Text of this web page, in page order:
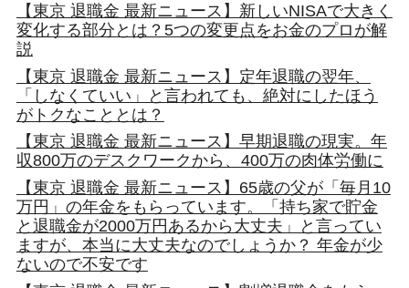
【東京 退職金 最新ニュース】新しいNISAで大きく
変化する部分とは？5つの変更点をお金のプロが解
説
【東京 退職金 最新ニュース】定年退職の翌年、
「しなくていい」と言われても、絶対にしたほう
がトクなこととは？
【東京 退職金 最新ニュース】早期退職の現実。年
収800万のデスクワークから、400万の肉体労働に
【東京 退職金 最新ニュース】65歳の父が「毎月10
万円」の年金をもらっています。「持ち家で貯金
と退職金が2000万円あるから大丈夫」と言ってい
ますが、本当に大丈夫なのでしょうか？ 年金が少
ないので不安です